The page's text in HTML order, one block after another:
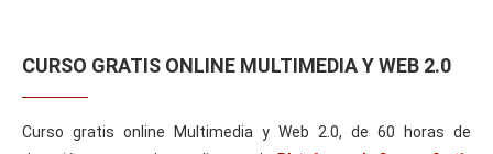
CURSO GRATIS ONLINE MULTIMEDIA Y WEB 2.0
Curso gratis online Multimedia y Web 2.0, de 60 horas de